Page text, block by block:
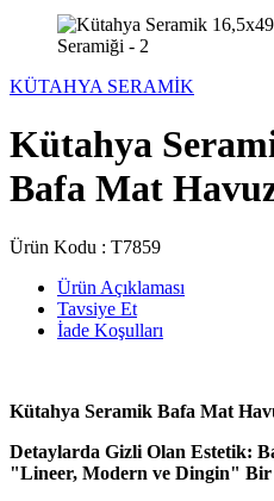
KÜTAHYA SERAMİK
Kütahya
Bafa Mat
Ürün Kodu : T7859
Ürün Açıklaması
Tavsiye Et
İade Koşulları
Kütahya Seramik Bafa Mat
Detaylarda Gizli Olan Estetik:
"Lineer, Modern ve Dingin" Bir